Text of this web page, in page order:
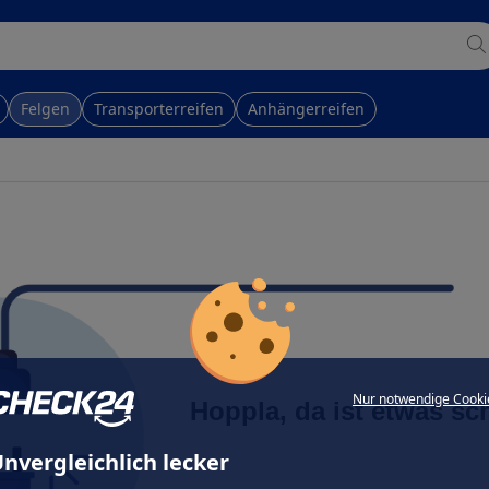
Nur notwendige
lecker
Felgen Transporterreifen Anhängerreifen
Hoppla, da ist etwas